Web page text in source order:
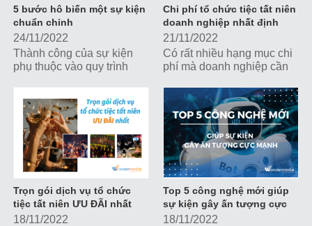
5 bước hô biến một sự kiện
chuẩn chỉnh
24/11/2022
Thành công của sự kiện
phụ thuộc vào quy trình
giúp bạn hô biến ra một sự
kiện chuẩn chỉnh, hoàn
thiện nhé!
Chi phí tổ chức tiệc tất niên
doanh nghiệp nhất định
phải biết
21/11/2022
Có rất nhiều hạng mục chi
phí mà doanh nghiệp cần
một sự kiện tiệc tất niên
vừa đẳng cấp, vừa hợp lý
với ngân sách tối ưu nhất.
Trọn gói dịch vụ tổ chức
tiệc tất niên ƯU ĐÃI nhất
18/11/2022
Top 5 công nghệ mới giúp
sự kiện gây ấn tượng cực
mạnh
18/11/2022